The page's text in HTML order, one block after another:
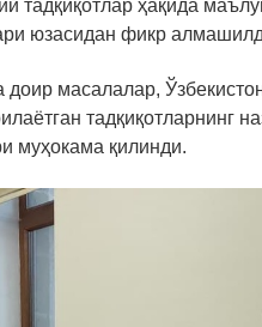
тадқиқотлар ҳақида
юзасидан фикр
масалалар,
тадқиқотларнинг
муҳокама қилинди.